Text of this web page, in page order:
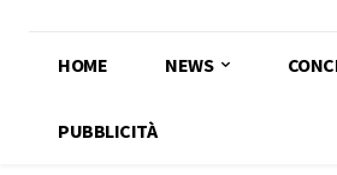
HOME NEWS
PUBBLICITÀ